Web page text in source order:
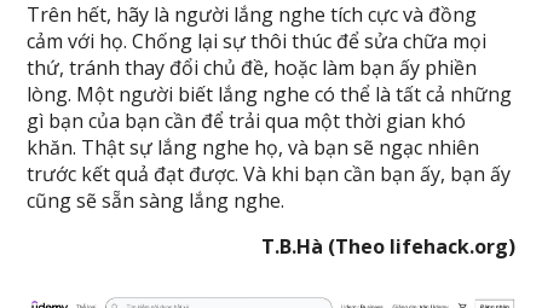
Trên hết, hãy là người lắng nghe tích cực và đồng
cảm với họ. Chống lại sự thôi thúc để sửa chữa mọi
thứ, tránh thay đổi chủ đề, hoặc làm bạn ấy phiền
lòng. Một người biết lắng nghe có thể là tất cả những
gì bạn của bạn cần để trải qua một thời gian khó
khăn. Thật sự lắng nghe họ, và bạn sẽ ngạc nhiên
trước kết quả đạt được. Và khi bạn cần bạn ấy, bạn ấy
cũng sẽ sẵn sàng lắng nghe.
T.B.Hà (Theo lifehack.org)